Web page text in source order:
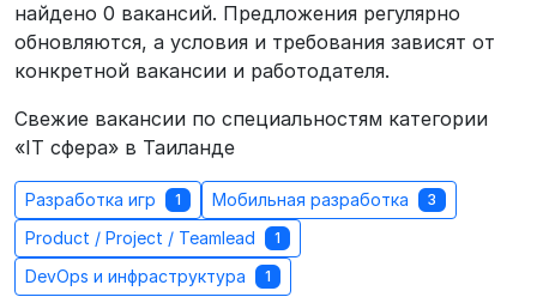
найдено 0 вакансий. Предложения регулярно
обновляются, а условия и требования зависят от
конкретной вакансии и работодателя.
Свежие вакансии по специальностям категории
«IT сфера» в Таиланде
Разработка игр 1 Мобильная разработка 3
Product / Project / Teamlead 1
DevOps и инфраструктура 1